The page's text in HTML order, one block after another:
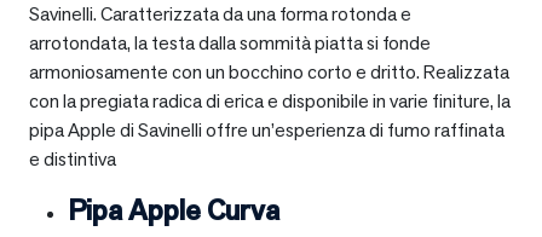
Savinelli. Caratterizzata da una forma rotonda e
arrotondata, la testa dalla sommità piatta si fonde
armoniosamente con un bocchino corto e dritto. Realizzata
con la pregiata radica di erica e disponibile in varie finiture, la
pipa Apple di Savinelli offre un’esperienza di fumo raffinata
e distintiva
Pipa Apple Curva